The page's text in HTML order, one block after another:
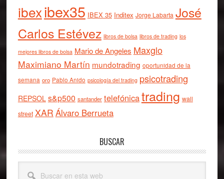
ibexibex35 IBEX 35 Inditex Jorge Labarta José
Carlos Estévez libros de bolsa libros de trading los
mejores libros de bolsa Mario de Angeles Maxglo
Maximiano Martín mundotrading oportunidad de la
semana oro Pablo Anido psicología del trading psicotrading
REPSOL s&p500 santander telefónicatrading wall
street XAR Álvaro Berrueta
BUSCAR